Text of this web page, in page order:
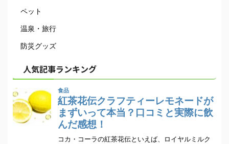
ペット
温泉・旅行
防災グッズ
人気記事ランキング